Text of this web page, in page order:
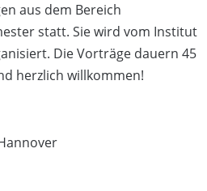
aus dem Bereich
statt. Sie wird vom Institut
Die Vorträge dauern 45
herzlich willkommen!